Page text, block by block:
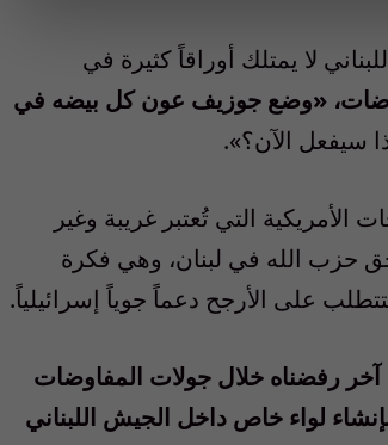
لا يمتلك أوراقاً كثيرة في
«وضع جوزيف عون كل بيضه في
سيفعل الآن؟».
التي تُعتبر غريبة وغير
حزب الله في لبنان، وهي فكرة
على الأرجح دعماً جوياً إسرائيلياً.
رفضناه خلال جولات المفاوضات
لواء خاص داخل الجيش اللبناني